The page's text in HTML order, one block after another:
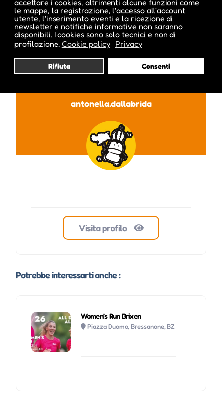
accettare i cookies, altrimenti alcune funzioni come
le mappe, la registrazione, l'accesso all'account
utente, l'inserimento eventi e la ricezione di
newsletter e notifiche informative non saranno
disponibili. I cookies sono solo tecnici e non di
profilazione. Cookie policy Privacy
Rifiuta Consenti
Pubblicato da :
antonella.dallabrida
Visita profilo
Potrebbe interessarti anche :
Women’s Run Brixen
Piazza Duomo, Bressanone, BZ